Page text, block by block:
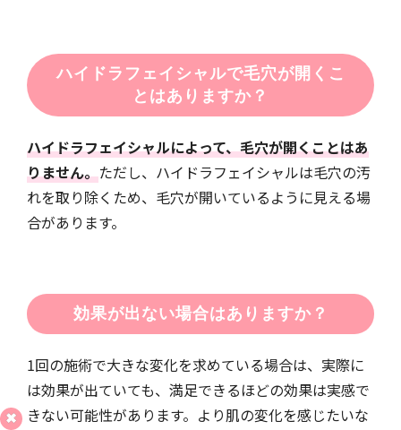
ハイドラフェイシャルで毛穴が開くこ
とはありますか？
ハイドラフェイシャルによって、毛穴が開くことはあ
りません。ただし、ハイドラフェイシャルは毛穴の汚
れを取り除くため、毛穴が開いているように見える場
合があります。
効果が出ない場合はありますか？
1回の施術で大きな変化を求めている場合は、実際に
は効果が出ていても、満足できるほどの効果は実感で
きない可能性があります。より肌の変化を感じたいな